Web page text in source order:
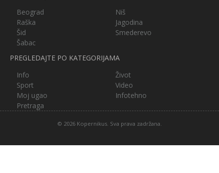
Beograd
Niš
Raška
Jagodina
Šid
Smederevo
Šabac
PREGLEDAJTE PO KATEGORIJAMA
Info
Život
Sport
Video
Moj ugao
Infotehno
Pretraga
© 2026 Kopernikus. Sva prava zadržana.